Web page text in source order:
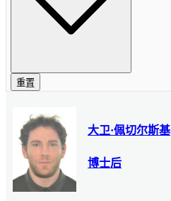
重置
大卫·佩切尔斯基
博士后